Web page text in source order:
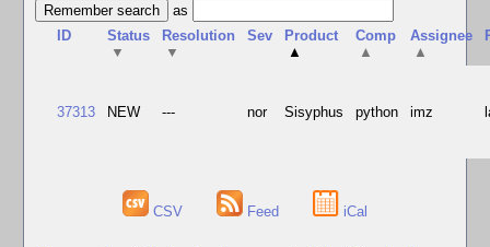
as
ID
Status
▼
Resolution
▼
Sev
Product
▲
Comp
▲
Assignee
▲
37313 NEW --- nor Sisyphus python imz
CSV Feed iCal